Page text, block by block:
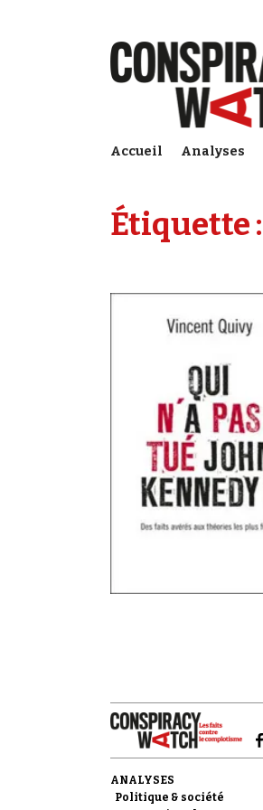
Accueil Analyses
Étiquette :
ANALYSES
Politique & société